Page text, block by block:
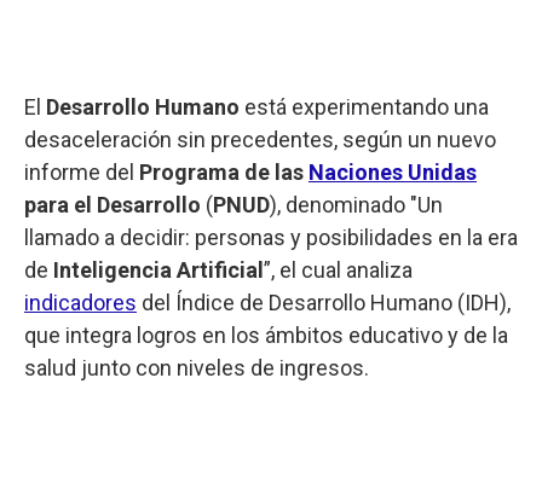
El Desarrollo Humano está experimentando una
desaceleración sin precedentes, según un nuevo
informe del Programa de las Naciones Unidas
para el Desarrollo (PNUD), denominado "Un
llamado a decidir: personas y posibilidades en la era
de Inteligencia Artificial ”, el cual analiza
indicadores del Índice de Desarrollo Humano (IDH),
que integra logros en los ámbitos educativo y de la
salud junto con niveles de ingresos.